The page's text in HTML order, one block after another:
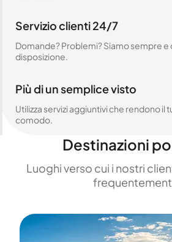
Servizio clienti 24/7
Domande? Problemi? Siamo sempre e
disposizione.
Più di un semplice visto
Utilizza servizi aggiuntivi che rendono il
comodo.
Destinazioni
Luoghi verso cui i nostri